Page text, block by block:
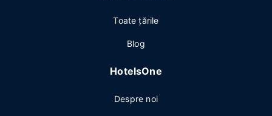
Toate ţările
Blog
HotelsOne
Despre noi